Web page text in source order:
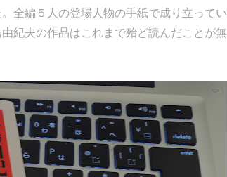
全編５人の登場人物の手紙で成り立ってい
紀夫の作品はこれまで殆ど読んだことが無